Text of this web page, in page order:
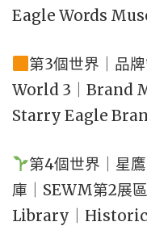
Eagle Words
第3個世界｜品
World 3｜Brand
Starry Eagle
第4個世界｜星
庫｜SEWM第2展
Library｜